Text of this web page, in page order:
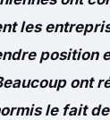
les
position
ont
le fait de